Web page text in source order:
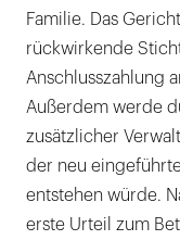
Familie. Das
rückwirkende
Anschlusszahlung
Außerdem werde
zusätzlicher
der neu
entstehen würde.
erste Urteil zum